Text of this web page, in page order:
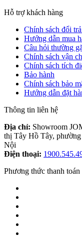
Hỗ trợ khách hàng
Chính sách đổi
Hướng dẫn mua
Câu hỏi thường
Chính sách vận
Chính sách tích
Bảo hành
Chính sách bảo
Hướng dẫn đặt
Thông tin liên hệ
Địa chỉ: Showroom
thị Tây Hồ Tây,
Nội
Điện thoại:
Phương thức thanh toán